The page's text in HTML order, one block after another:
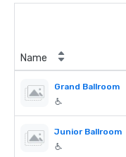
Name
Grand Ballroom
Junior Ballroom